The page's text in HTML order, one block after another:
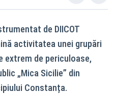
de DIICOT
activitatea unei grupări
de periculoase,
„Mica Sicilie” din
Constanța.